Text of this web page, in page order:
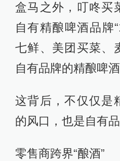
盒马之外，叮咚买
自有精酿啤酒品牌
七鲜、美团买菜、
自有品牌的精酿啤
这背后，不仅仅是
的风口，也是自有品
零售商跨界“酿酒”